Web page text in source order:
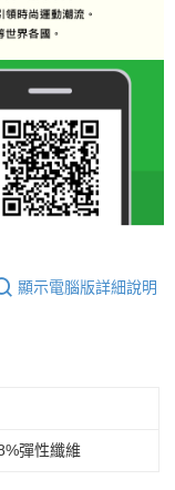
顯示電腦版詳細說明
彈性纖維